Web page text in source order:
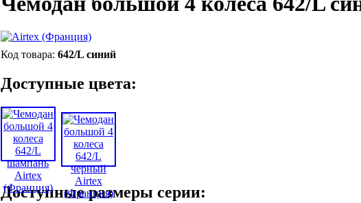
642/L синий
Доступные цвета:
Доступные размеры серии: